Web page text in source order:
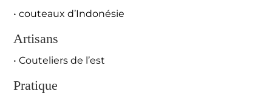
• couteaux d’Indonésie
Artisans
• Couteliers de l’est
Pratique